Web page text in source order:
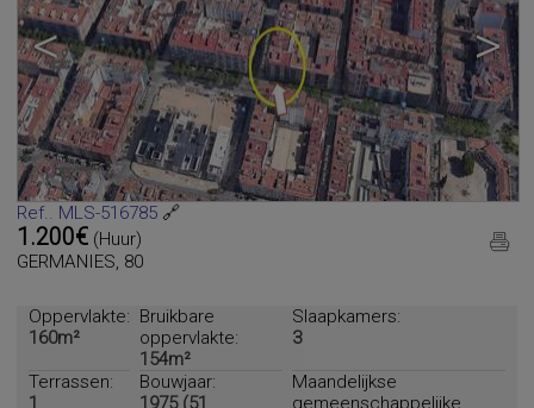
< >
Ref.. MLS-516785 🔗
1.200€ (Huur)
GERMANIES, 80
Oppervlakte:
160m²
Bruikbare
oppervlakte:
154m²
Slaapkamers:
3
Terrassen:
1
Bouwjaar:
1975 (51
Maandelijkse
gemeenschappelijke